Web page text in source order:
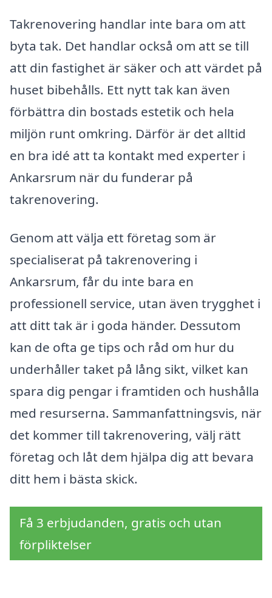
Takrenovering handlar inte bara om att
byta tak. Det handlar också om att se till
att din fastighet är säker och att värdet på
huset bibehålls. Ett nytt tak kan även
förbättra din bostads estetik och hela
miljön runt omkring. Därför är det alltid
en bra idé att ta kontakt med experter i
Ankarsrum när du funderar på
takrenovering.
Genom att välja ett företag som är
specialiserat på takrenovering i
Ankarsrum, får du inte bara en
professionell service, utan även trygghet i
att ditt tak är i goda händer. Dessutom
kan de ofta ge tips och råd om hur du
underhåller taket på lång sikt, vilket kan
spara dig pengar i framtiden och hushålla
med resurserna. Sammanfattningsvis, när
det kommer till takrenovering, välj rätt
företag och låt dem hjälpa dig att bevara
ditt hem i bästa skick.
Få 3 erbjudanden, gratis och utan
förpliktelser